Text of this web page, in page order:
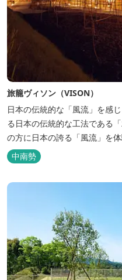
旅籠ヴィソン（VISON）
日本の伝統的な「風流」を感じる 柱(はしら)と梁(はり)の軸
る日本の伝統的な工法である
の方に日本の誇る「風流」を
ィテールにこだわりました。4
するテナントプロデュースに
しみいただけ...
中南勢